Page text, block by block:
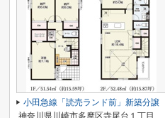
小田急線「読売ランド前」新築分譲
神奈川県川崎市多摩区寺尾台１丁目